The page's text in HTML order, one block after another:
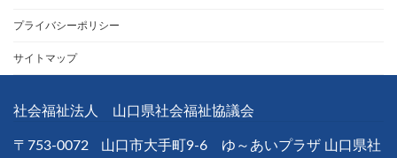
プライバシーポリシー
サイトマップ
社会福祉法人 山口県社会福祉協議会
〒753-0072 山口市大手町9-6 ゆ～あいプラザ 山口県社